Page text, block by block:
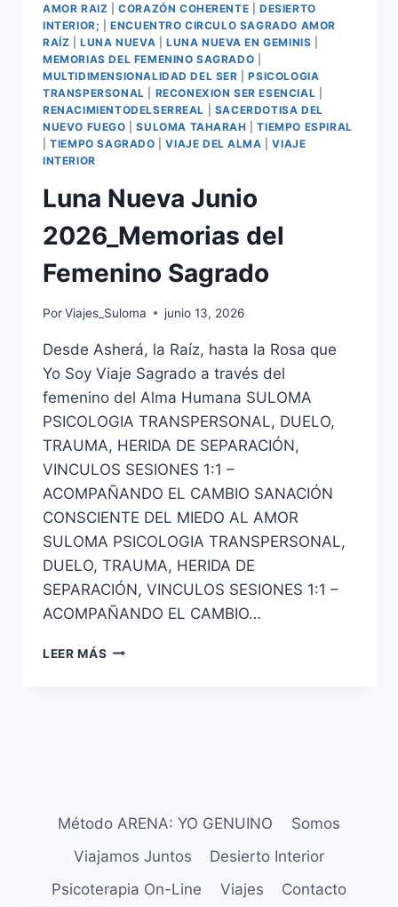
AMOR RAIZ |CORAZÓN COHERENTE |DESIERTO
INTERIOR; |ENCUENTRO CIRCULO SAGRADO AMOR
RAÍZ |LUNA NUEVA LUNA NUEVA EN GEMINIS
MEMORIAS DEL FEMENINO SAGRADO
MULTIDIMENSIONALIDAD DEL SER |PSICOLOGIA
TRANSPERSONAL
RECONEXION SER ESENCIAL
RENACIMIENTODELSERREAL
SACERDOTISA DEL
NUEVO FUEGO |SULOMA TAHARAH |TIEMPO ESPIRAL
|TIEMPO SAGRADO |VIAJE DEL ALMA |VIAJE
INTERIOR
Luna Nueva Junio
2026_Memorias del
Femenino Sagrado
PorViajes_Suloma junio 13, 2026
Desde Asherá, la Raíz, hasta la Rosa que
Yo Soy Viaje Sagrado a través del
femenino del Alma Humana SULOMA
PSICOLOGIA TRANSPERSONAL, DUELO,
TRAUMA, HERIDA DE SEPARACIÓN,
VINCULOS SESIONES 1:1 –
ACOMPAÑANDO EL CAMBIO SANACIÓN
CONSCIENTE DEL MIEDO AL AMOR
SULOMA PSICOLOGIA TRANSPERSONAL,
DUELO, TRAUMA, HERIDA DE
SEPARACIÓN, VINCULOS SESIONES 1:1 –
ACOMPAÑANDO EL CAMBIO…
LEER MÁS
Método ARENA: YO GENUINO
Somos
Viajamos Juntos
Desierto Interior
Psicoterapia On-Line
Viajes Contacto